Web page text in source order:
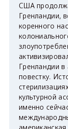
США
Гренландии,
коренного
Гренландии в
повестку.
культурной
именно